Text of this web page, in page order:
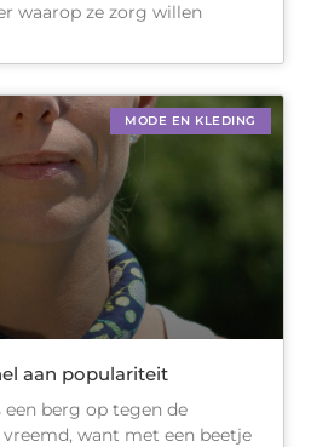
waarop ze zorg willen
MODE EN KLEDING
aan populariteit
een berg op tegen de
want met een beetje